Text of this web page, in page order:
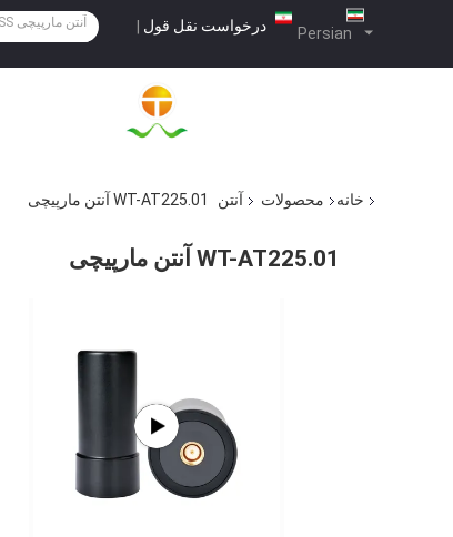
Persian درخواست نقل قول |
خانه محصولات آنتن WT-AT225.01 آنتن مارپیچی
WT-AT225.01 آنتن مارپیچی